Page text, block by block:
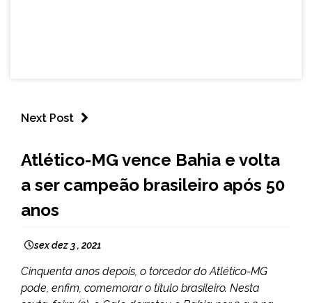
Next Post
NOTÍCIAS
Atlético-MG vence Bahia e volta
a ser campeão brasileiro após 50
anos
sex dez 3 , 2021
Cinquenta anos depois, o torcedor do Atlético-MG
pode, enfim, comemorar o título brasileiro. Nesta